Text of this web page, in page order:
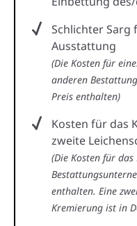
Schlichter Sarg
Ausstattung
(Die Kosten für
anderen
Preis enthalten)
Kosten für das
zweite
(Die Kosten für
enthalten. Eine
Kremierung ist in